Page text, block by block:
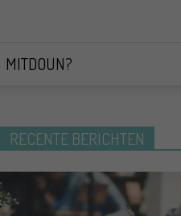
MITDOUN?
RECENTE BERICHTEN